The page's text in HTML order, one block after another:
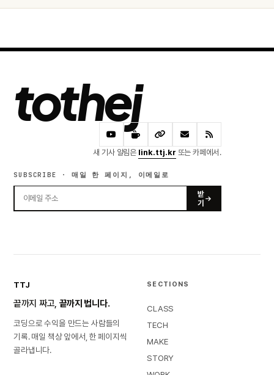
tothej
새 기사 알림은 link.ttj.kr 또는 카페에서.
SUBSCRIBE · 매일 한 페이지, 이메일로
받
기
TTJ
끝까지 짜고, 끝까지 법니다.
코딩으로 수익을 만드는 사람들의
기록. 매일 책상 앞에서, 한 페이지씩
골라냅니다.
SECTIONS
CLASS
TECH
MAKE
STORY